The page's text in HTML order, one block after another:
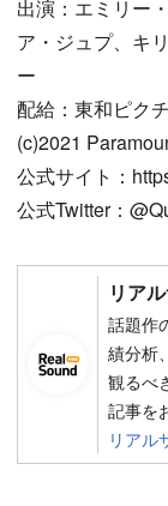
出演：エミリー
ア・ジュプ、キ
ー
配給：東和ピク
(c)2021
公式サイト：
公式Twitter：
リア
話題作
績分析
観るべ
記事を
リアル